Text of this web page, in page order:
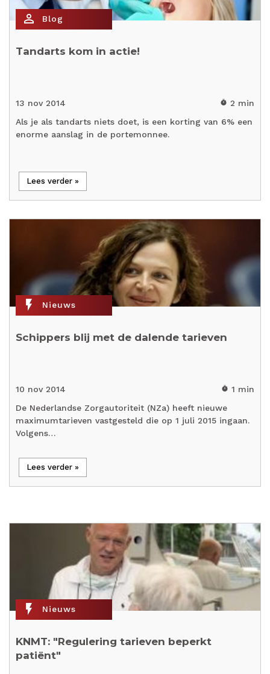
person_outline Blog
Tandarts kom in actie!
13 nov 2014 timer 2 min
Als je als tandarts niets doet, is een korting van 6% een
enorme aanslag in de portemonnee.
Lees verder »
flash_on Nieuws
Schippers blij met de dalende tarieven
10 nov 2014 timer 1 min
De Nederlandse Zorgautoriteit (NZa) heeft nieuwe
maximumtarieven vastgesteld die op 1 juli 2015 ingaan.
Volgens…
Lees verder »
flash_on Nieuws
KNMT: "Regulering tarieven beperkt
patiënt"